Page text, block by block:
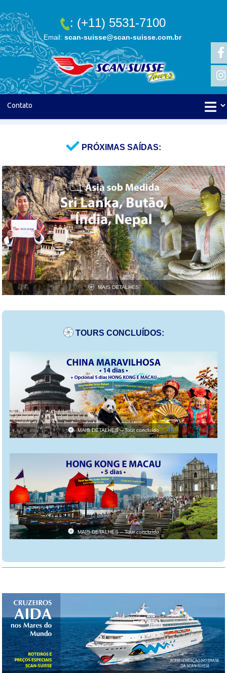
: (+11) 5531-7100
Email: scan-suisse@scan-suisse.com.br
PRÓXIMAS SAÍDAS:
MAIS DETALHES
TOURS CONCLUÍDOS:
MAIS DETALHES – Tour concluído
MAIS DETALHES – Tour concluído